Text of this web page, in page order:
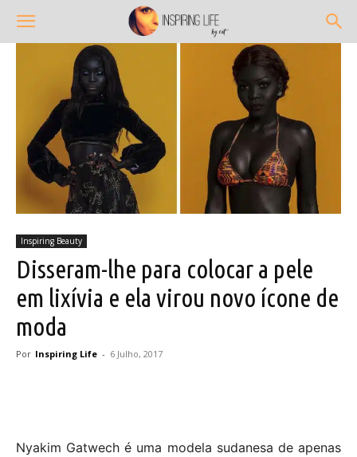
Inspiring Beauty
Disseram-lhe para colocar a pele
em lixívia e ela virou novo ícone de
moda
Por Inspiring Life - 6 Julho, 2017
Nyakim Gatwech é uma modela sudanesa de apenas